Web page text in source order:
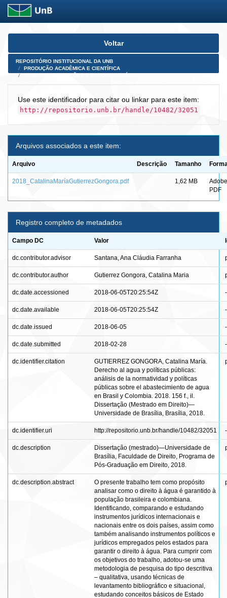
Skip
Voltar
REPOSITÓRIO INSTITUCIONAL DA UNB
PRODUÇÃO ACADÊMICA E CIENTÍFICA
Use este identificador para citar ou linkar para este item:
http://repositorio.unb.br/handle/10482/32051
Arquivos associados a este item:
Arquivo Descrição Tamanho
2018_CatalinaMaríaGutierrezGongora.pdf 1,62 MB
Adobe
PDF
Registro completo de metadados
Campo DC Valor
dc.contributor.advisor Santana, Ana Cláudia Farranha
dc.contributor.author Gutierrez Gongora, Catalina Maria
dc.date.accessioned 2018-06-05T20:25:54Z -
dc.date.available 2018-06-05T20:25:54Z -
dc.date.issued 2018-06-05 -
dc.date.submitted 2018-02-28 -
dc.identifier.citation
GUTIERREZ GONGORA, Catalina María.
Derecho al agua y políticas públicas:
análisis de la normatividad y políticas
públicas sobre el abastecimiento de agua
en Brasil y Colombia. 2018. 156 f., il.
Dissertação (Mestrado em Direito)—
Universidade de Brasília, Brasília, 2018.
dc.identifier.uri http://repositorio.unb.br/handle/10482/32051 -
dc.description
Dissertação (mestrado)—Universidade de
Brasília, Faculdade de Direito, Programa de
Pós-Graduação em Direito, 2018.
dc.description.abstract
O presente trabalho tem como propósito
analisar como o direito à água é garantido à
população brasileira e colombiana.
Identificando, comparando e estudando
instrumentos jurídicos internacionais e
nacionais entre os dois países, assim como
também analisando instrumentos políticos e
jurídicos empregados pelos estados para
garantir o direito à água. Para cumprir com
os objetivos do trabalho, adotou-se uma
metodologia de pesquisa do tipo descritiva
– qualitativa, usando técnicas de
levantamento bibliográfico e situacional,
estudando conceitos básicos de Estado